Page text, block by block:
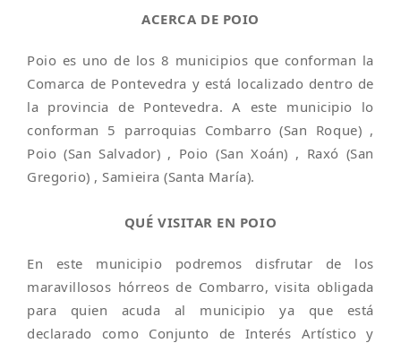
ACERCA DE POIO
Poio es uno de los 8 municipios que conforman la
Comarca de Pontevedra y está localizado dentro de
la provincia de Pontevedra. A este municipio lo
conforman 5 parroquias Combarro (San Roque) ,
Poio (San Salvador) , Poio (San Xoán) , Raxó (San
Gregorio) , Samieira (Santa María).
QUÉ VISITAR EN POIO
En este municipio podremos disfrutar de los
maravillosos hórreos de Combarro, visita obligada
para quien acuda al municipio ya que está
declarado como Conjunto de Interés Artístico y